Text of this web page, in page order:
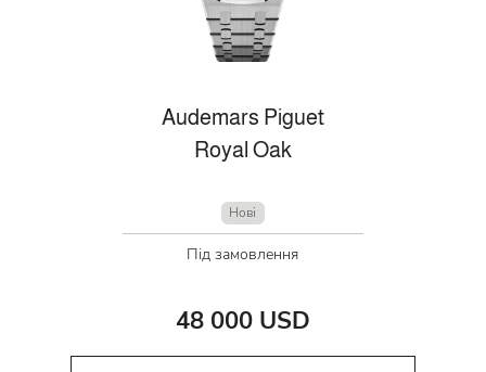
Audemars Piguet
Royal Oak
Нові
Під замовлення
48 000 USD